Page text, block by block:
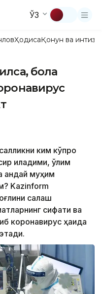
ЎЗ
ҲодисаҚонун ва
бола
ким кўпроқ
қиладими, ўлим
қандай муҳим
Kazinform
сақлаш
сифати ва
коронавирус ҳақида